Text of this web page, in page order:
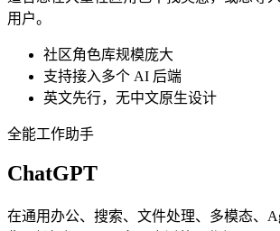
用户。
社区角色库规模庞大
支持接入多个 AI 后端
英文先行，无中文原生设计
全能工作助手
ChatGPT
在通用办公、搜索、文件处理、多模态、